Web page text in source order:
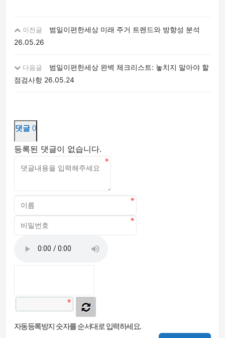
이전글
범일이편한세상 미래 주거 트렌드와 방향성 분석
26.05.26
다음글
범일이편한세상 완벽 체크리스트: 놓치지 말아야 할
점검사항 26.05.24
댓글 0
등록된 댓글이 없습니다.
자동등록방지 숫자를 순서대로 입력하세요.